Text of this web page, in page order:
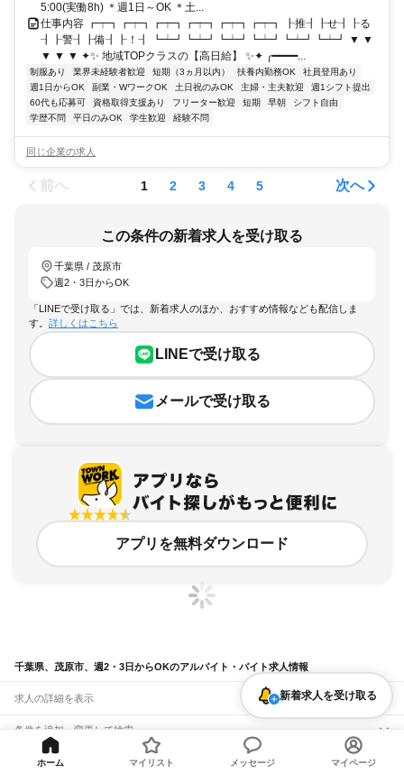
5:00(実働8h) ＊週1日～OK ＊土...
仕事内容 ┏┯┓┏┯┓┏┯┓┏┯┓┏┯┓┏┯┓ ┠推┨┠せ┨┠る
┨┠警┨┠備┨┠！┨ ┗┷┛┗┷┛┗┷┛┗┷┛┗┷┛┗┷┛ ▼ ▼
▼ ▼ ▼ ✦✨ 地域TOPクラスの【高日給】 ✨✦ ╭━━━━...
制服あり 業界未経験者歓迎 短期（3ヵ月以内） 扶養内勤務OK
社員登用あり
週1日からOK
副業・WワークOK 土日祝のみOK 主婦・主夫歓迎
週1シフト提出
60代も応募可
資格取得支援あり フリーター歓迎 短期 早朝
シフト自由
学歴不問
平日のみOK 学生歓迎 経験不問
同じ企業の求人
前へ 1 2 3 4 5 次へ
この条件の新着求人を受け取る
千葉県 / 茂原市
週2・3日からOK
「LINEで受け取る」では、新着求人のほか、おすすめ情報なども配信しま
す。 詳しくはこちら
LINEで受け取る
メールで受け取る
アプリを無料ダウンロード
千葉県、茂原市、週2・3日からOKのアルバイト・バイト求人情報
求人の詳細を表示
条件を追加・変更して検索
市区町村を追加・変更
関連キーワード
新着求人を受け取る
ホーム マイリスト メッセージ マイページ